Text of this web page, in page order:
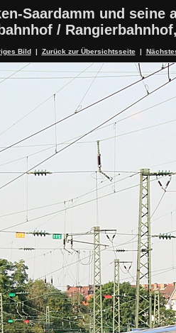
Saardamm und seine
/
Bild Zurück zur Übersichtsseite|